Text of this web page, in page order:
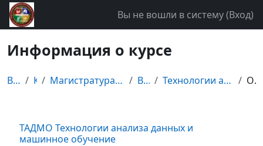
Перейти к основному содержанию
Вы не вошли в систему (Вход)
Информация о курсе
В начало Курсы Магистратура специальности "Бизнес-информатика" Второй курс Технологии анализа данных и машинное обучение Описание
ТАДМО Технологии анализа данных и
машинное обучение